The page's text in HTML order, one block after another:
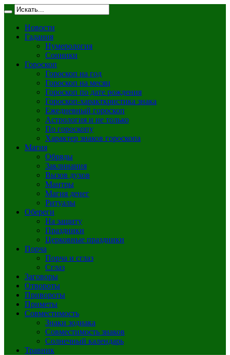
Новости
Гадания
Нумерология
Сонники
Гороскоп
Гороскоп на год
Гороскоп на месяц
Гороскоп по дате рождения
Гороскоп-характкристика знака
Ежедневный гороскоп
Астрология и не только
По гороскопу
Характер знаков гороскопа
Магия
Обряды
Заклинания
Вызов духов
Мантры
Магия денег
Ритуалы
Обереги
На защиту
Праздники
Церковные праздники
Порча
Порча и сглаз
Сглаз
Заговоры
Отвороты
Привороты
Приметы
Совместимость
Знаки зодиака
Совместимость знаков
Солнечный календарь
Травник